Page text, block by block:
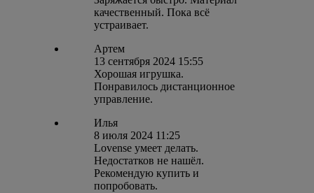
качественный. Пока всё
устраивает.
Артем
13 сентября 2024 15:55
Хорошая игрушка.
Понравилось дистанционное
управление.
Илья
8 июля 2024 11:25
Lovense умеет делать.
Недостатков не нашёл.
Рекомендую купить и
попробовать.